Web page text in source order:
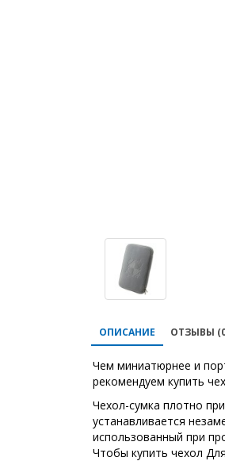
ОПИСАНИЕ ОТЗЫВЫ
Чем миниатюрнее и
рекомендуем купить
Чехол-сумка плотно
устанавливается
использованный при
Чтобы купить чехол